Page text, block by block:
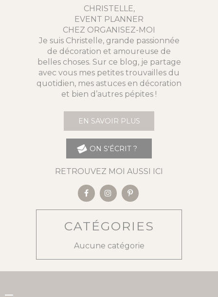
CHRISTELLE,
EVENT PLANNER
CHEZ ORGANISEZ-MOI
Je suis Christelle, grande passionnée
de décoration et amoureuse de
belles choses. Sur ce blog, je partage
avec vous mes petites trouvailles du
quotidien, mes astuces en décoration
et bien d’autres pépites !
EN SAVOIR PLUS
ON S'ÉCRIT ?
RETROUVEZ MOI AUSSI ICI
CATÉGORIES
Aucune catégorie